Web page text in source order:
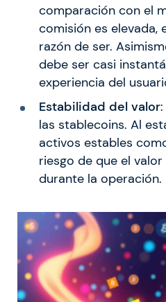
comparación con el
comisión es elevada,
razón de ser.
debe ser casi
experiencia del
Estabilidad del valor
las stablecoins. Al
activos estables
riesgo de que el
durante la operación.